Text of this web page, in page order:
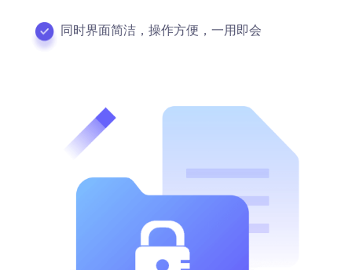
同时界面简洁，操作方便，一用即会